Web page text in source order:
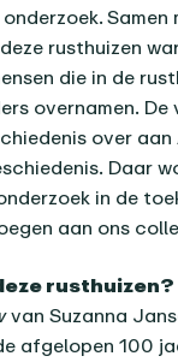
Samen
rusthuizen
die in de
overnamen. De
over
Daar
in de
aan ons
rusthuizen?
van Suzanna
afgelopen 100